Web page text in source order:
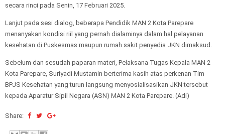
secara rinci pada Senin, 17 Februari 2025.
Lanjut pada sesi dialog, beberapa Pendidik MAN 2 Kota Parepare
menanyakan kondisi riil yang pernah dialaminya dalam hal pelayanan
kesehatan di Puskesmas maupun rumah sakit penyedia JKN dimaksud.
Sebelum dan sesudah paparan materi, Pelaksana Tugas Kepala MAN 2
Kota Parepare, Suriyadi Mustamin berterima kasih atas perkenan Tim
BPJS Kesehatan yang turun langsung menyosialisasikan JKN tersebut
kepada Aparatur Sipil Negara (ASN) MAN 2 Kota Parepare. (Adi)
Share: